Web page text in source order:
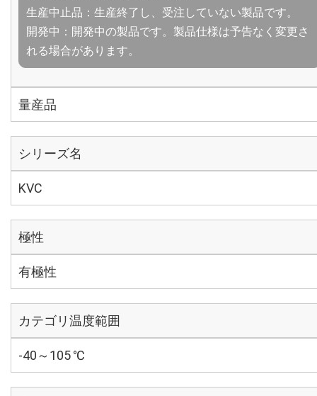
生産中止品：生産終了し、受注していない製品です。
開発中：開発中の製品です。製品仕様は予告なく変更さ
れる場合があります。
量産品
シリーズ名
KVC
極性
有極性
カテゴリ温度範囲
-40～105 ℃